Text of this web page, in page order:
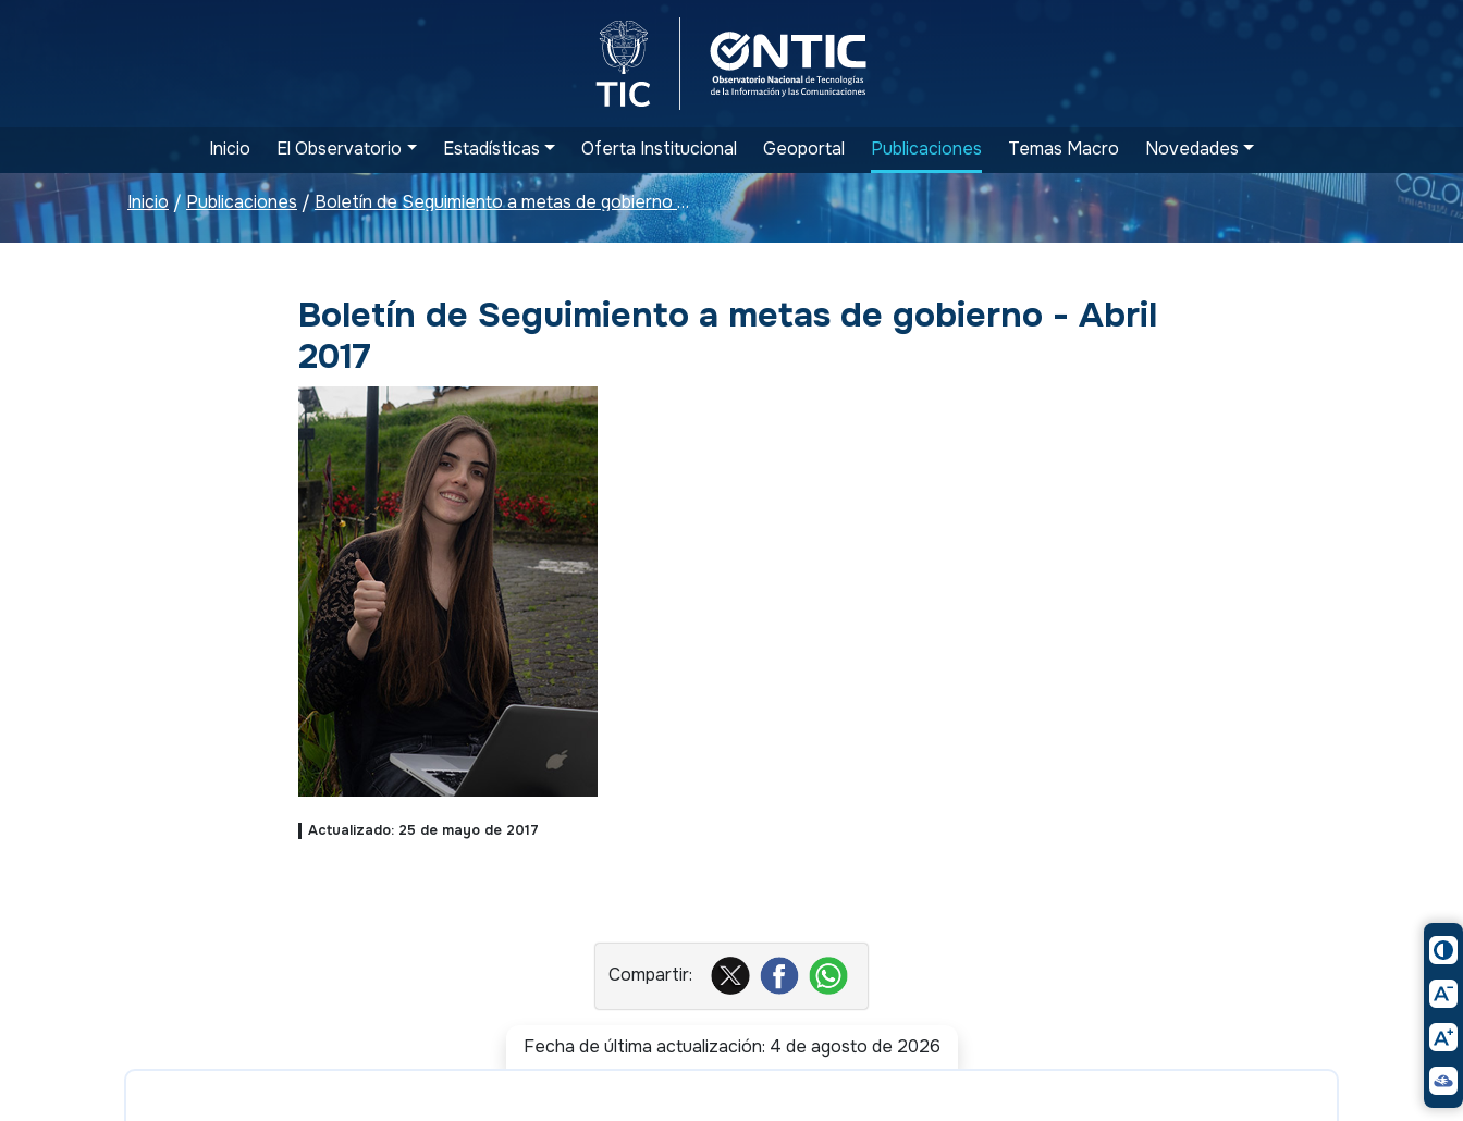
Logo del Ministerio TIC
Inicio El Observatorio Estadísticas Oferta Institucional Geoportal Publicaciones Temas Macro Novedades
Inicio /Publicaciones / Boletín de Seguimiento a metas de gobierno - Abril 2017
Boletín de Seguimiento a metas de gobierno - Abril
2017
Actualizado: 25 de mayo de 2017
Fecha de última actualización: 4 de agosto de 2026